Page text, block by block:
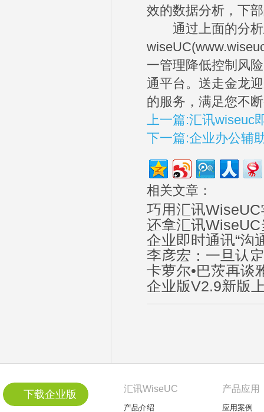
效的数据分析，下
通过上面的分析
一管理降低控制风
通平台。送走金龙
的服务，满足您不
上一篇:汇讯wiseuc
下一篇:企业办公辅
相关文章：
巧用汇讯
还拿汇讯
企业即时通讯“沟
李彦宏：一旦认
卡萝尔•巴茨再谈
企业版V2.9新版
下载企业版 汇讯WiseUC
产品介绍
产品应用
应用案例